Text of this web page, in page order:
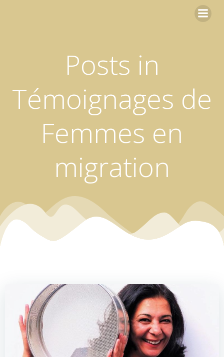
Posts in
Témoignages de
Femmes en
migration